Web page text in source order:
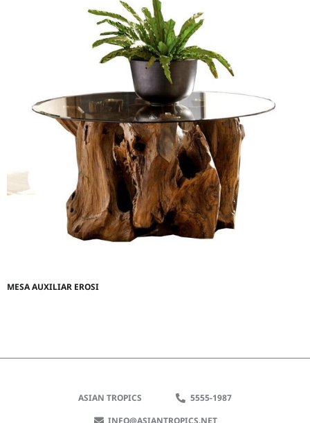
MESA AUXILIAR EROSI
ASIAN TROPICS
5555-1987